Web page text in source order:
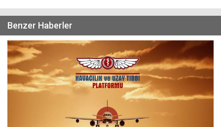
Benzer Haberler